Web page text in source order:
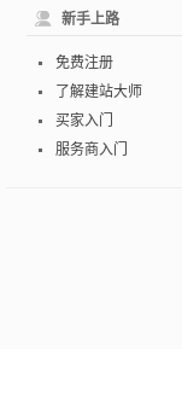
新手上路
免费注册
了解建站大师
买家入门
服务商入门